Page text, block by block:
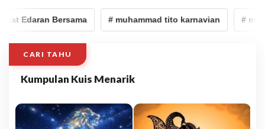
Edaran Bersama # muhammad tito karnavian #
CARI TAHU
Kumpulan Kuis Menarik